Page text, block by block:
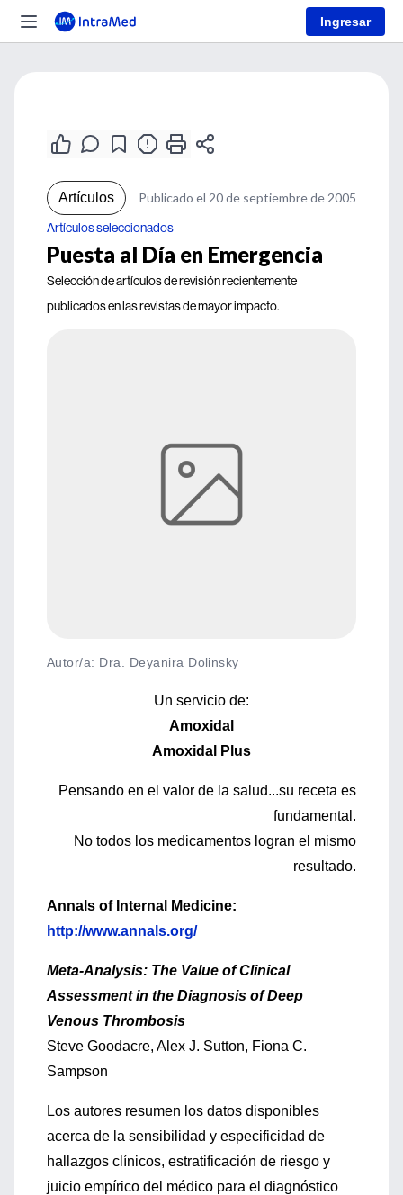
Ingresar
Artículos Publicado el 20 de septiembre de 2005
Artículos seleccionados
Puesta al Día en Emergencia
Selección de artículos de revisión recientemente
publicados en las revistas de mayor impacto.
Autor/a: Dra. Deyanira Dolinsky
Un servicio de:
Amoxidal
Amoxidal Plus
Pensando en el valor de la salud...su receta es
fundamental.
No todos los medicamentos logran el mismo
resultado.
Annals of Internal Medicine:
http://www.annals.org/
Meta-Analysis: The Value of Clinical
Assessment in the Diagnosis of Deep
Venous Thrombosis
Steve Goodacre, Alex J. Sutton, Fiona C.
Sampson
Los autores resumen los datos disponibles
acerca de la sensibilidad y especificidad de
hallazgos clínicos, estratificación de riesgo y
juicio empírico del médico para el diagnóstico